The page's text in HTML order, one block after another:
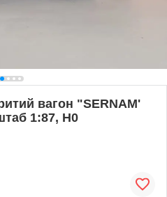
вагон "SERNAM'
1:87, H0